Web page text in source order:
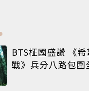
BTS柾國盛讚 《
戰》兵分八路包圍